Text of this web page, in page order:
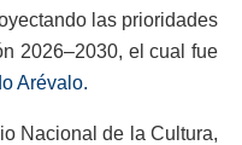
las prioridades
2026–2030, el cual fue
Arévalo.
Nacional de la Cultura,